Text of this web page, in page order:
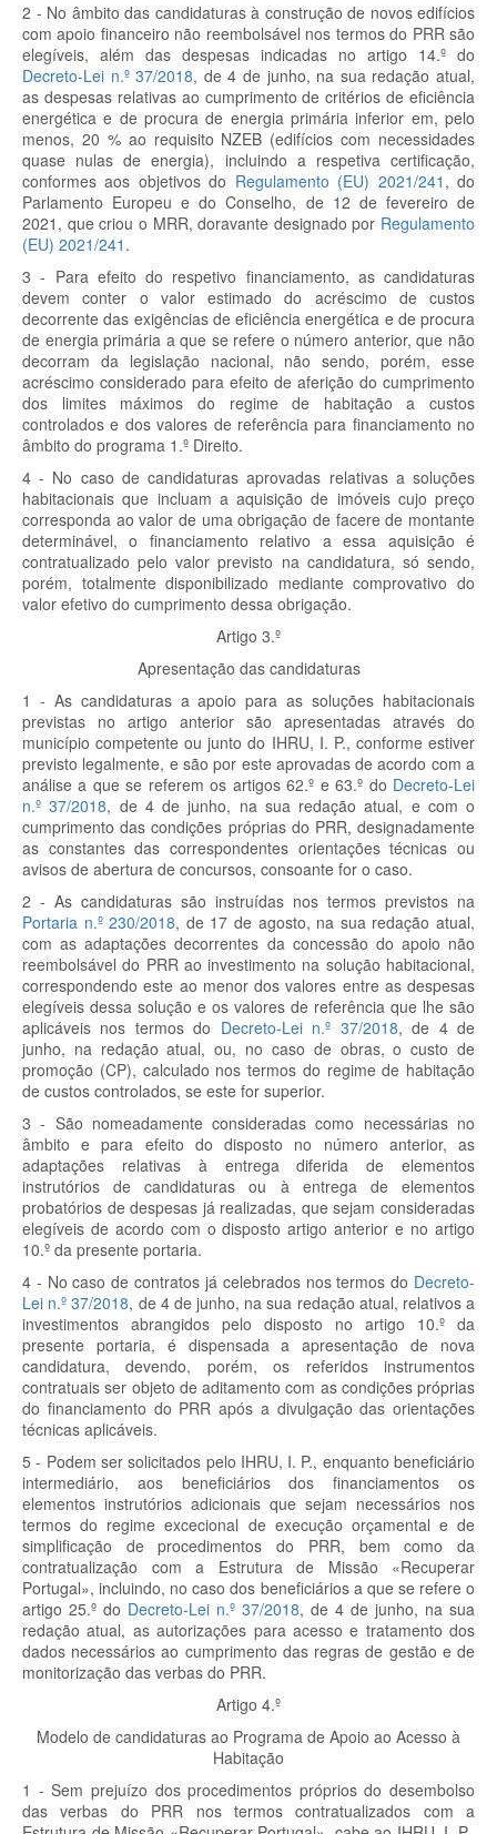
2 - No âmbito das candidaturas à construção de novos edifícios
com apoio financeiro não reembolsável nos termos do PRR são
elegíveis, além das despesas indicadas no artigo 14.º do
Decreto-Lei n.º 37/2018, de 4 de junho, na sua redação atual,
as despesas relativas ao cumprimento de critérios de eficiência
energética e de procura de energia primária inferior em, pelo
menos, 20 % ao requisito NZEB (edifícios com necessidades
quase nulas de energia), incluindo a respetiva certificação,
conformes aos objetivos do Regulamento (EU) 2021/241 , do
Parlamento Europeu e do Conselho, de 12 de fevereiro de
2021, que criou o MRR, doravante designado por Regulamento
(EU) 2021/241 .
3 - Para efeito do respetivo financiamento, as candidaturas
devem conter o valor estimado do acréscimo de custos
decorrente das exigências de eficiência energética e de procura
de energia primária a que se refere o número anterior, que não
decorram da legislação nacional, não sendo, porém, esse
acréscimo considerado para efeito de aferição do cumprimento
dos limites máximos do regime de habitação a custos
controlados e dos valores de referência para financiamento no
âmbito do programa 1.º Direito.
4 - No caso de candidaturas aprovadas relativas a soluções
habitacionais que incluam a aquisição de imóveis cujo preço
corresponda ao valor de uma obrigação de facere de montante
determinável, o financiamento relativo a essa aquisição é
contratualizado pelo valor previsto na candidatura, só sendo,
porém, totalmente disponibilizado mediante comprovativo do
valor efetivo do cumprimento dessa obrigação.
Artigo 3.º
Apresentação das candidaturas
1 - As candidaturas a apoio para as soluções habitacionais
previstas no artigo anterior são apresentadas através do
município competente ou junto do IHRU, I. P., conforme estiver
previsto legalmente, e são por este aprovadas de acordo com a
análise a que se referem os artigos 62.º e 63.º do Decreto-Lei
n.º 37/2018, de 4 de junho, na sua redação atual, e com o
cumprimento das condições próprias do PRR, designadamente
as constantes das correspondentes orientações técnicas ou
avisos de abertura de concursos, consoante for o caso.
2 - As candidaturas são instruídas nos termos previstos na
Portaria n.º 230/2018, de 17 de agosto, na sua redação atual,
com as adaptações decorrentes da concessão do apoio não
reembolsável do PRR ao investimento na solução habitacional,
correspondendo este ao menor dos valores entre as despesas
elegíveis dessa solução e os valores de referência que lhe são
aplicáveis nos termos do Decreto-Lei n.º 37/2018, de 4 de
junho, na redação atual, ou, no caso de obras, o custo de
promoção (CP), calculado nos termos do regime de habitação
de custos controlados, se este for superior.
3 - São nomeadamente consideradas como necessárias no
âmbito e para efeito do disposto no número anterior, as
adaptações relativas à entrega diferida de elementos
instrutórios de candidaturas ou à entrega de elementos
probatórios de despesas já realizadas, que sejam consideradas
elegíveis de acordo com o disposto artigo anterior e no artigo
10.º da presente portaria.
4 - No caso de contratos já celebrados nos termos do Decreto-
Lei n.º 37/2018, de 4 de junho, na sua redação atual, relativos a
investimentos abrangidos pelo disposto no artigo 10.º da
presente portaria, é dispensada a apresentação de nova
candidatura, devendo, porém, os referidos instrumentos
contratuais ser objeto de aditamento com as condições próprias
do financiamento do PRR após a divulgação das orientações
técnicas aplicáveis.
5 - Podem ser solicitados pelo IHRU, I. P., enquanto beneficiário
intermediário, aos beneficiários dos financiamentos os
elementos instrutórios adicionais que sejam necessários nos
termos do regime excecional de execução orçamental e de
simplificação de procedimentos do PRR, bem como da
contratualização com a Estrutura de Missão «Recuperar
Portugal», incluindo, no caso dos beneficiários a que se refere o
artigo 25.º do Decreto-Lei n.º 37/2018, de 4 de junho, na sua
redação atual, as autorizações para acesso e tratamento dos
dados necessários ao cumprimento das regras de gestão e de
monitorização das verbas do PRR.
Artigo 4.º
Modelo de candidaturas ao Programa de Apoio ao Acesso à
Habitação
1 - Sem prejuízo dos procedimentos próprios do desembolso
das verbas do PRR nos termos contratualizados com a